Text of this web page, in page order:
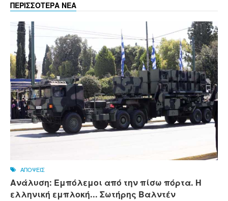
ΠΕΡΙΣΣΟΤΕΡΑ ΝΕΑ
ΑΠΟΨΕΙΣ
Ανάλυση: Εμπόλεμοι από την πίσω πόρτα. Η
ελληνική εμπλοκή... Σωτήρης Βαλντέν